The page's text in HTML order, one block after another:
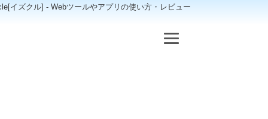
イズクル] - Webツールやアプリの使い方・レビュー